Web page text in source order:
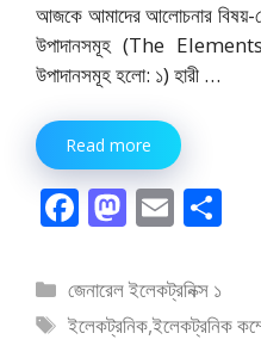
আজকে আমাদের আলোচনার বিষয়-
উপাদানসমূহ (The
উপাদানসমূহ হলো: ১) হারী …
Read more
F
e
b
M
to
d
E
ai
l e
বিভাগ
সমূহ
জেনারেল ইলেকট্রনিক্স ১
ট্যাগ
ইলেকট্রনিক,ইলেকট্রনিক